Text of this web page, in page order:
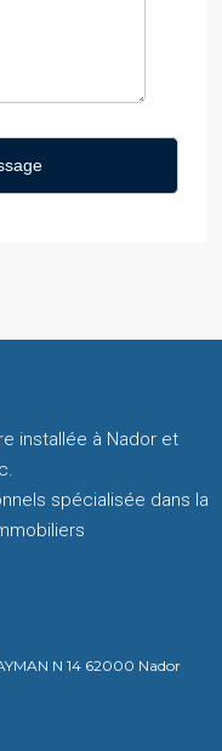
installée à Nador et
spécialisée dans la
N 14 62000 Nador